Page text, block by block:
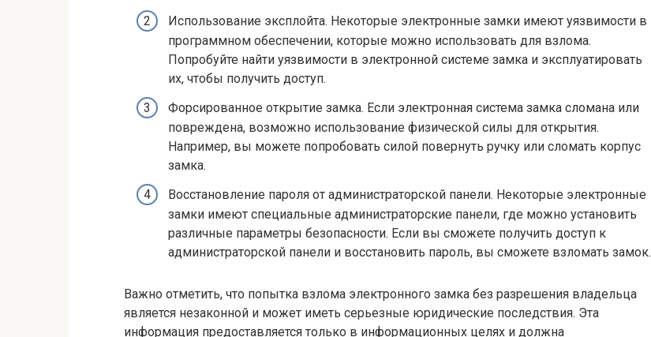
Использование эксплойта. Некоторые электронные замки имеют уязвимости в
программном обеспечении, которые можно использовать для взлома.
Попробуйте найти уязвимости в электронной системе замка и эксплуатировать
их, чтобы получить доступ.
Форсированное открытие замка. Если электронная система замка сломана или
повреждена, возможно использование физической силы для открытия.
Например, вы можете попробовать силой повернуть ручку или сломать корпус
замка.
Восстановление пароля от администраторской панели. Некоторые электронные
замки имеют специальные администраторские панели, где можно установить
различные параметры безопасности. Если вы сможете получить доступ к
администраторской панели и восстановить пароль, вы сможете взломать замок.
Важно отметить, что попытка взлома электронного замка без разрешения владельца
является незаконной и может иметь серьезные юридические последствия. Эта
информация предоставляется только в информационных целях и должна